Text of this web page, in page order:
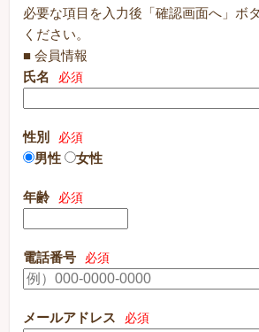
必要な項目を入力後「確認画面へ」ボ
ください。
■ 会員情報
氏名
必須
性別 必須
男性 女性
年齢 必須
電話番号 必須
メールアドレス 必須